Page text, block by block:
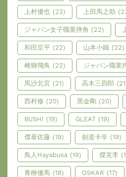
上村優也 (23) 上田馬之助
ジャパン女子職業摔角 (22)
和田京平 (22) 山本小鐵 (22)
雌獅飛鳥 (22) ジャパン職業
馬沙北宮 (21) 高木三四郎
西村修 (20) 黑金剛 (20)
BUSHI (19) GLEAT (19)
傑基佐藤 (19) 劍道卡辛 (19)
鳥人Hayabusa (19) 傑克李
青柳優馬 (18) OSKAR (17)